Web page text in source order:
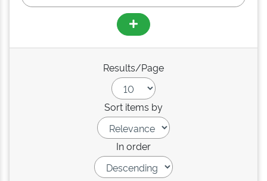
Results/Page
Sort items by
In order